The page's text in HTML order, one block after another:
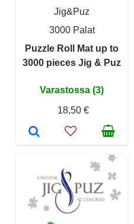
Jig&Puz
3000 Palat
Puzzle Roll Mat up to
3000 pieces Jig & Puz
Varastossa (3)
18,50 €